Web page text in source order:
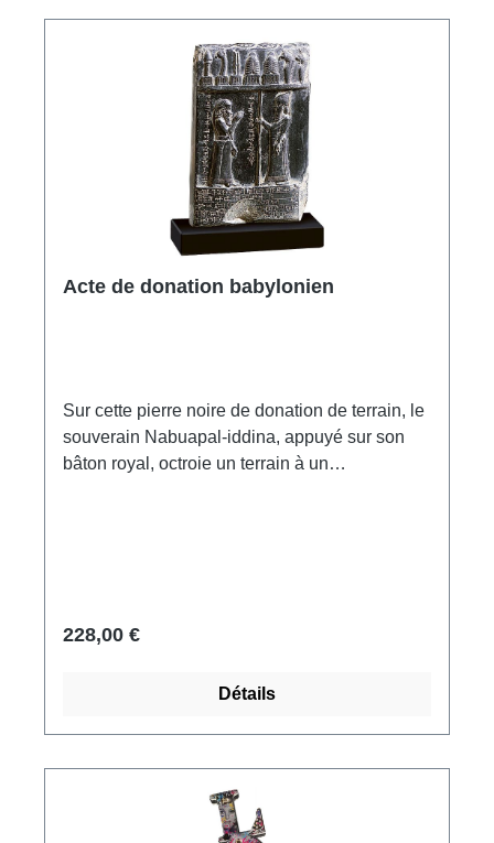
Acte de donation babylonien
Sur cette pierre noire de donation de terrain, le
souverain Nabuapal-iddina, appuyé sur son
bâton royal, octroie un terrain à un
228,00 €
Détails